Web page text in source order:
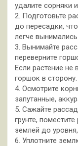
удалите сорняки
2. Подготовьте
до пересадки,
легче
3. Вынимайте
переверните
Если растение не
горшок в сторону.
4. Осмотрите
запутанные,
5. Сажайте
грунте,
землей до
6. Уплотните